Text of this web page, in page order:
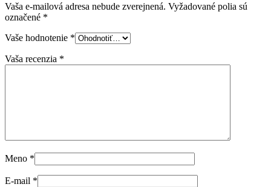
Vaša e-mailová adresa nebude zverejnená. Vyžadované polia sú
označené *
Vaše hodnotenie *
Vaša recenzia *
Meno *
E-mail *